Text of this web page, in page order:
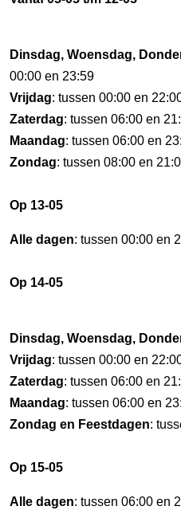
Dinsdag, Woensdag,
00:00 en 23:59
Vrijdag: tussen 00:00 en
Zaterdag: tussen 06:00 en
Maandag: tussen 06:00 en
Zondag: tussen 08:00 en
Op 13-05
Alle dagen: tussen 00:00 en
Op 14-05
Dinsdag, Woensdag,
Vrijdag: tussen 00:00 en
Zaterdag: tussen 06:00 en
Maandag: tussen 06:00 en
Zondag en Feestdagen:
Op 15-05
Alle dagen: tussen 06:00 en